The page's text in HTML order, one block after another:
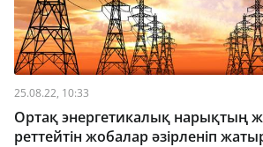
25.08.22, 10:33
Ортақ энергетикалық нарықтың
реттейтін жобалар әзірленіп